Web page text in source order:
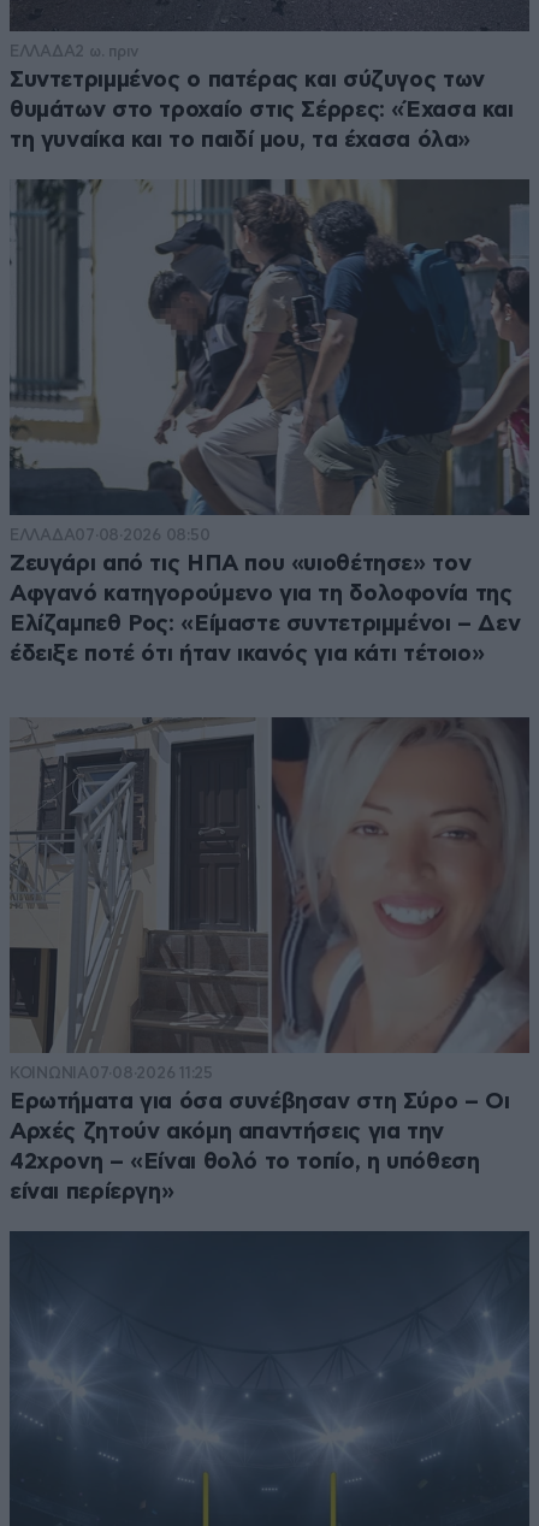
ΕΛΛΑΔΑ2 ω. πριν
Συντετριμμένος ο πατέρας και σύζυγος των
θυμάτων στο τροχαίο στις Σέρρες: «Έχασα και
τη γυναίκα και το παιδί μου, τα έχασα όλα»
ΕΛΛΑΔΑ07·08·2026 08:50
Ζευγάρι από τις ΗΠΑ που «υιοθέτησε» τον
Αφγανό κατηγορούμενο για τη δολοφονία της
Ελίζαμπεθ Ρος: «Είμαστε συντετριμμένοι – Δεν
έδειξε ποτέ ότι ήταν ικανός για κάτι τέτοιο»
ΚΟΙΝΩΝΙΑ07·08·2026 11:25
Ερωτήματα για όσα συνέβησαν στη Σύρο – Οι
Αρχές ζητούν ακόμη απαντήσεις για την
42χρονη – «Είναι θολό το τοπίο, η υπόθεση
είναι περίεργη»